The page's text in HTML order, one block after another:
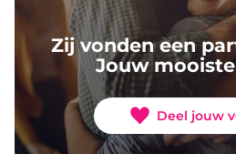
Zij vonden een
Jouw
Deel jouw